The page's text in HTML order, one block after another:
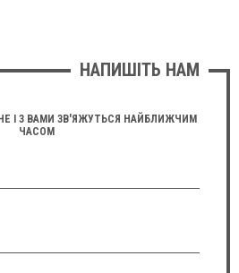
НАПИШІТЬ НАМ
І З ВАМИ ЗВ'ЯЖУТЬСЯ НАЙБЛИЖЧИМ
ЧАСОМ